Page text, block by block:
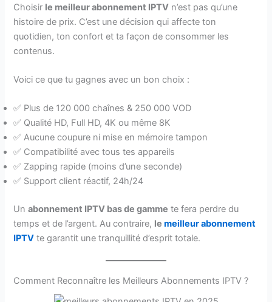
Choisir le meilleur abonnement IPTV n’est pas qu’une
histoire de prix. C’est une décision qui affecte ton
quotidien, ton confort et ta façon de consommer les
contenus.
Voici ce que tu gagnes avec un bon choix :
✅ Plus de 120 000 chaînes & 250 000 VOD
✅ Qualité HD, Full HD, 4K ou même 8K
✅ Aucune coupure ni mise en mémoire tampon
✅ Compatibilité avec tous tes appareils
✅ Zapping rapide (moins d’une seconde)
✅ Support client réactif, 24h/24
Unabonnement IPTV bas de gamme te fera perdre du
temps et de l’argent. Au contraire, lemeilleur abonnement
IPTV te garantit une tranquillité d’esprit totale.
Comment Reconnaître les Meilleurs Abonnements IPTV ?